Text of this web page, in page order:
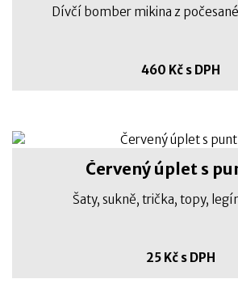
Dívčí bomber mikina z
460 Kč s DPH
Červený úplet s
Šaty, sukně, trička, topy,
25 Kč s DPH